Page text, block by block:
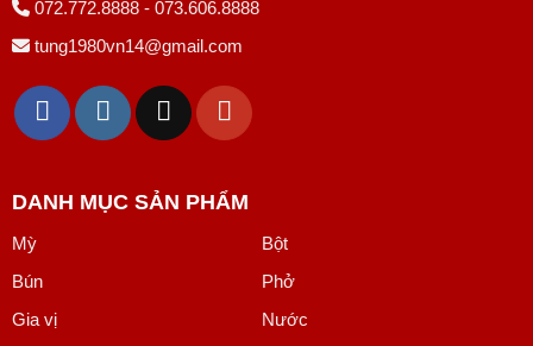
072.772.8888 - 073.606.8888
tung1980vn14@gmail.com
DANH MỤC SẢN PHẨM
Mỳ
Bột
Bún
Phở
Gia vị
Nước